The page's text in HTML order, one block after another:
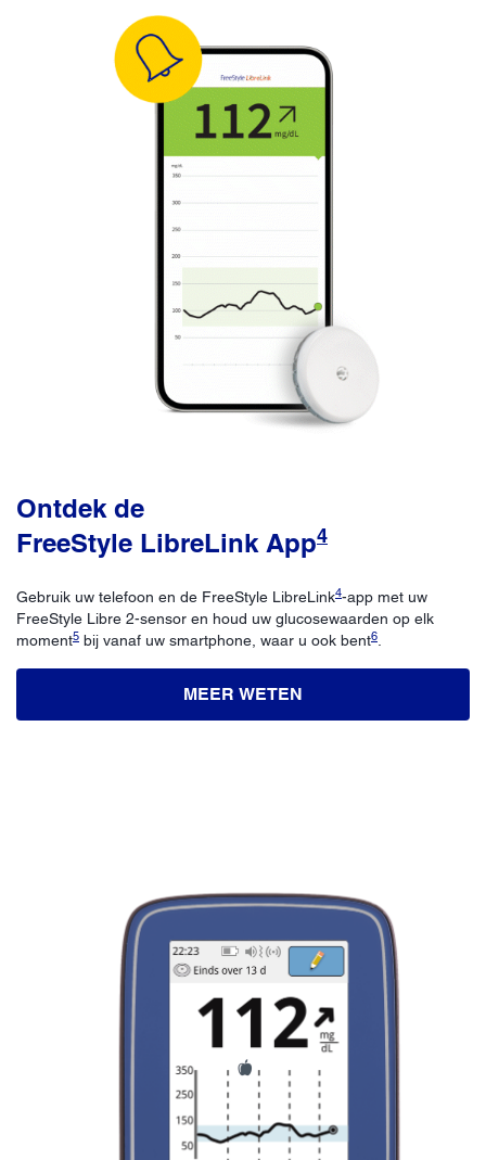
Ontdek de
FreeStyle LibreLink App4
Gebruik uw telefoon en de FreeStyle LibreLink4-app met uw
FreeStyle Libre 2-sensor en houd uw glucosewaarden op elk
moment5 bij vanaf uw smartphone, waar u ook bent6.
MEER WETEN